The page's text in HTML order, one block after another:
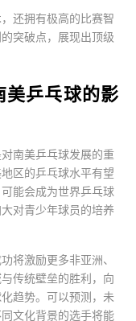
还拥有极高的比赛智
突破点，展现出顶级
乒乓球的影
南美乒乓球发展的重
区的乒乓球水平有望
能会成为世界乒乓球
对青少年球员的培养
将激励更多非亚洲、
传统壁垒的胜利，向
趋势。可以预测，未
文化背景的选手将能